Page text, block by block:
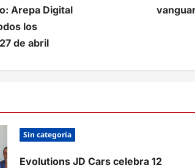
Arepa Digital
los
de abril
Sin categoría
Evolutions JD Cars celebra 12